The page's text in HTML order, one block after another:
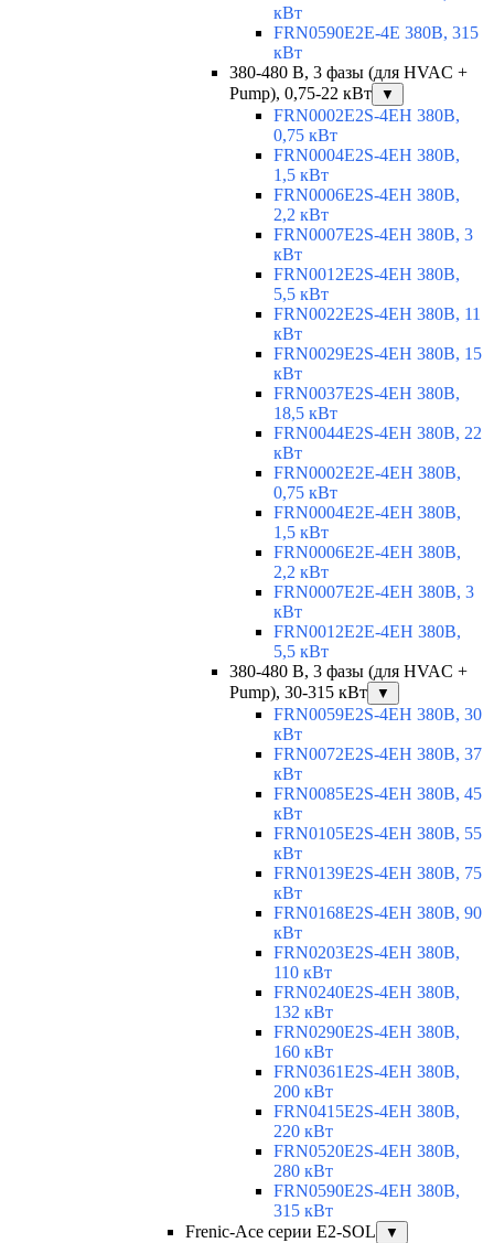
кВт
FRN0590E2E-4E 380В, 315
кВт
380-480 В, 3 фазы (для HVAC +
Pump), 0,75-22 кВт
▼
FRN0002E2S-4EH 380В,
0,75 кВт
FRN0004E2S-4EH 380В,
1,5 кВт
FRN0006E2S-4EH 380В,
2,2 кВт
FRN0007E2S-4EH 380В, 3
кВт
FRN0012E2S-4EH 380В,
5,5 кВт
FRN0022E2S-4EH 380В, 11
кВт
FRN0029E2S-4EH 380В, 15
кВт
FRN0037E2S-4EH 380В,
18,5 кВт
FRN0044E2S-4EH 380В, 22
кВт
FRN0002E2E-4EH 380В,
0,75 кВт
FRN0004E2E-4EH 380В,
1,5 кВт
FRN0006E2E-4EH 380В,
2,2 кВт
FRN0007E2E-4EH 380В, 3
кВт
FRN0012E2E-4EH 380В,
5,5 кВт
380-480 В, 3 фазы (для HVAC +
Pump), 30-315 кВт
▼
FRN0059E2S-4EH 380В, 30
кВт
FRN0072E2S-4EH 380В, 37
кВт
FRN0085E2S-4EH 380В, 45
кВт
FRN0105E2S-4EH 380В, 55
кВт
FRN0139E2S-4EH 380В, 75
кВт
FRN0168E2S-4EH 380В, 90
кВт
FRN0203E2S-4EH 380В,
110 кВт
FRN0240E2S-4EH 380В,
132 кВт
FRN0290E2S-4EH 380В,
160 кВт
FRN0361E2S-4EH 380В,
200 кВт
FRN0415E2S-4EH 380В,
220 кВт
FRN0520E2S-4EH 380В,
280 кВт
FRN0590E2S-4EH 380В,
315 кВт
Frenic-Ace серии E2-SOL
▼